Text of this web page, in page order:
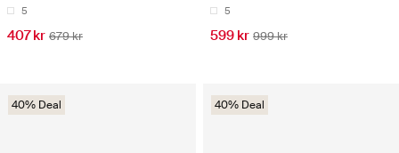
5
407 kr 679 kr
5
599 kr 999 kr
40% Deal 40% Deal